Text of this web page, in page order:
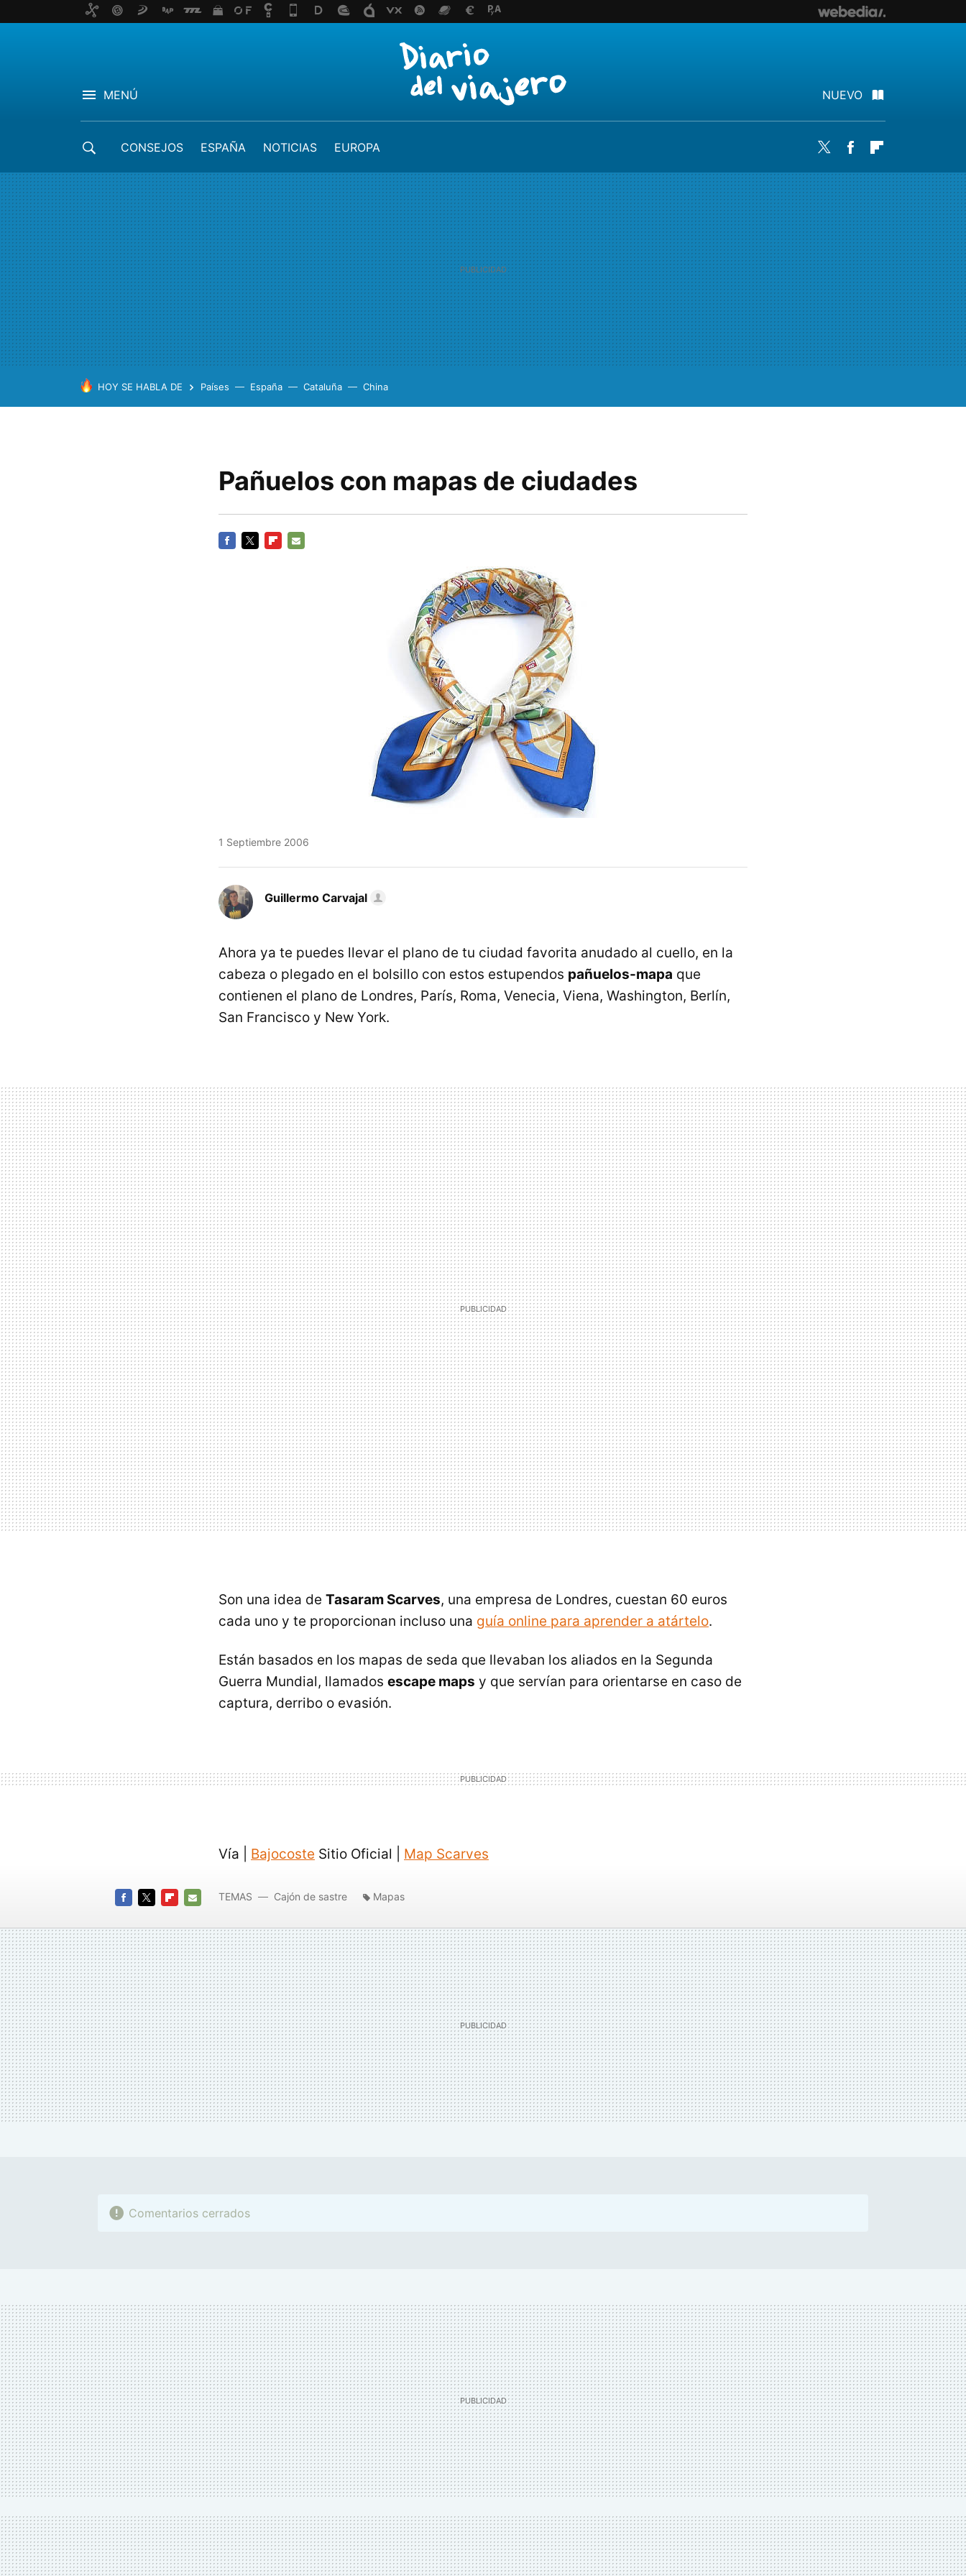
MENÚ NUEVO
CONSEJOS ESPAÑA NOTICIAS EUROPA Twitter Facebook
HOY SE HABLA DE Países España Cataluña China
Pañuelos con mapas de ciudades
1 Septiembre 2006
Guillermo Carvajal
Ahora ya te puedes llevar el plano de tu ciudad favorita anudado al cuello, en la
cabeza o plegado en el bolsillo con estos estupendos pañuelos-mapa que
contienen el plano de Londres, París, Roma, Venecia, Viena, Washington, Berlín,
San Francisco y New York.
Son una idea de Tasaram Scarves, una empresa de Londres, cuestan 60 euros
cada uno y te proporcionan incluso una guía online para aprender a atártelo.
Están basados en los mapas de seda que llevaban los aliados en la Segunda
Guerra Mundial, llamados escape maps y que servían para orientarse en caso de
captura, derribo o evasión.
Vía | Bajocoste Sitio Oficial | Map Scarves
MAIL
TEMAS Cajón de sastre Mapas
Comentarios cerrados